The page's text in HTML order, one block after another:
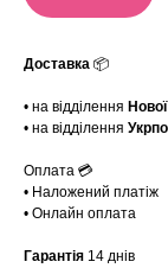
Доставка 📦
• на відділення
• на відділення
Оплата 💳
• Наложений платіж
• Онлайн оплата
Гарантія 14 днів